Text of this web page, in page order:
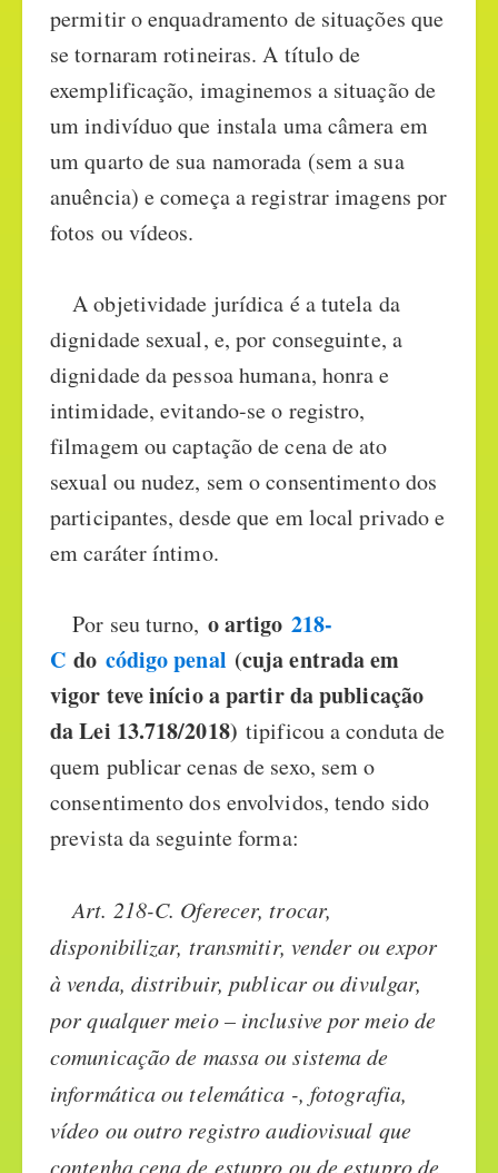
permitir o enquadramento de situações que
se tornaram rotineiras. A título de
exemplificação, imaginemos a situação de
um indivíduo que instala uma câmera em
um quarto de sua namorada (sem a sua
anuência) e começa a registrar imagens por
fotos ou vídeos.
A objetividade jurídica é a tutela da
dignidade sexual, e, por conseguinte, a
dignidade da pessoa humana, honra e
intimidade, evitando-se o registro,
filmagem ou captação de cena de ato
sexual ou nudez, sem o consentimento dos
participantes, desde que em local privado e
em caráter íntimo.
Por seu turno, o artigo 218-
C do código penal (cuja entrada em
vigor teve início a partir da publicação
da Lei 13.718/2018)tipificou a conduta de
quem publicar cenas de sexo, sem o
consentimento dos envolvidos, tendo sido
prevista da seguinte forma:
Art. 218-C. Oferecer, trocar,
disponibilizar, transmitir, vender ou expor
à venda, distribuir, publicar ou divulgar,
por qualquer meio – inclusive por meio de
comunicação de massa ou sistema de
informática ou telemática -, fotografia,
vídeo ou outro registro audiovisual que
contenha cena de estupro ou de estupro de